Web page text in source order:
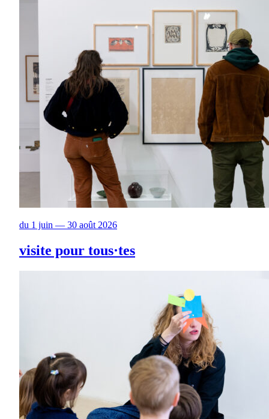
du 1 juin — 30 août 2026
visite pour tous·tes